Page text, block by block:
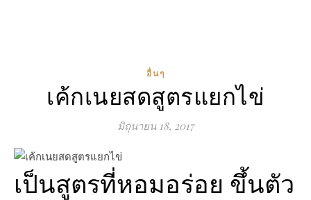
อื่นๆ
เค้กเนยสดสูตรแยกไข่
มิถุนายน 18, 2017
เป็นสูตรที่หอมอร่อย ขึ้นตัว